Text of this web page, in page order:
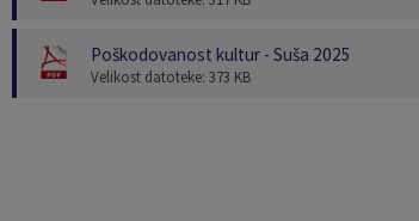
Poškodovanost kultur - Suša 2025
Velikost datoteke: 373 KB